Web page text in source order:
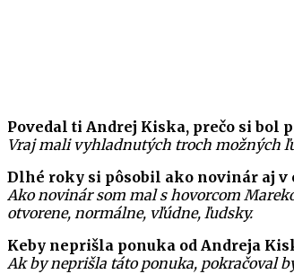
Povedal ti Andrej Kiska, prečo si bol
Vraj mali vyhladnutých troch možných
Dlhé roky si pôsobil ako novinár aj v
Ako novinár som mal s hovorcom
otvorene, normálne, vľúdne, ľudsky.
Keby neprišla ponuka od Andreja
Ak by neprišla táto ponuka, pokračoval